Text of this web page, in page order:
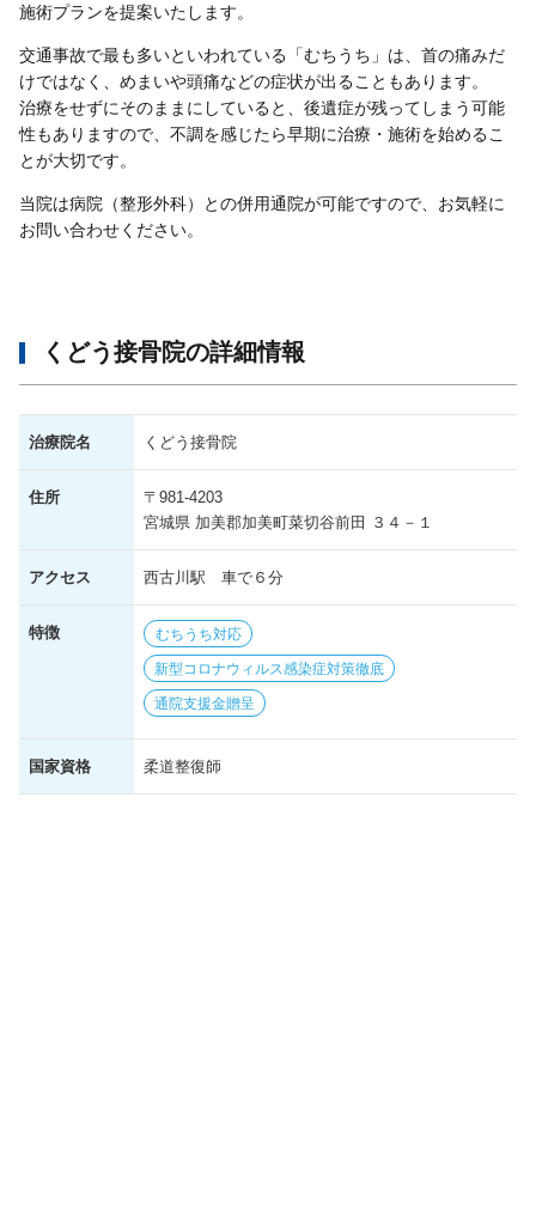
施術プランを提案いたします。
交通事故で最も多いといわれている「むちうち」は、首の痛みだ
けではなく、めまいや頭痛などの症状が出ることもあります。
治療をせずにそのままにしていると、後遺症が残ってしまう可能
性もありますので、不調を感じたら早期に治療・施術を始めるこ
とが大切です。
当院は病院（整形外科）との併用通院が可能ですので、お気軽に
お問い合わせください。
くどう接骨院の詳細情報
治療院名 くどう接骨院
住所
〒981-4203
宮城県 加美郡加美町菜切谷前田 ３４－１
アクセス 西古川駅 車で６分
特徴 むちうち対応
新型コロナウィルス感染症対策徹底
通院支援金贈呈
国家資格 柔道整復師